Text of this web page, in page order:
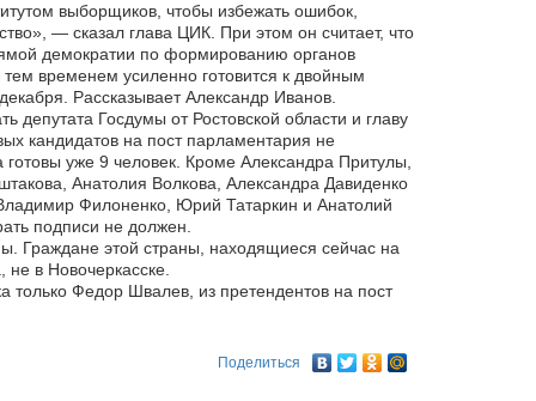
выборщиков, чтобы избежать ошибок,
— сказал глава ЦИК. При этом он считает, что
демократии по формированию органов
временем усиленно готовится к двойным
Рассказывает Александр Иванов.
депутата Госдумы от Ростовской области и главу
кандидатов на пост парламентария не
готовы уже 9 человек. Кроме Александра Притулы,
Анатолия Волкова, Александра Давиденко
Филоненко, Юрий Татаркин и Анатолий
подписи не должен.
Граждане этой страны, находящиеся сейчас на
не в Новочеркасске.
только Федор Швалев, из претендентов на пост
Поделиться